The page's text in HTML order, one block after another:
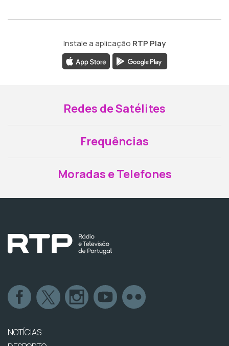
Instale a aplicação RTP Play
Redes de Satélites
Frequências
Moradas e Telefones
NOTÍCIAS